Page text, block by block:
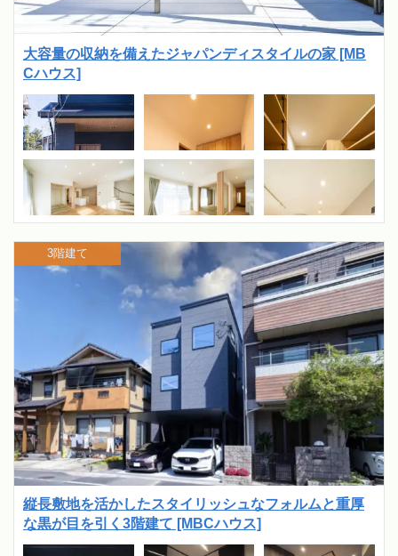
大容量の収納を備えたジャパンディスタイルの家 [MB
Cハウス]
縦長敷地を活かしたスタイリッシュなフォルムと重厚
な黒が目を引く3階建て [MBCハウス]
3階建て